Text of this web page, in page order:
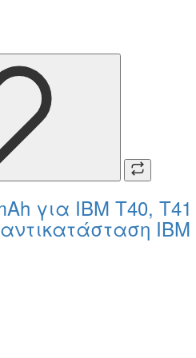
για IBM T40, T41
IBM